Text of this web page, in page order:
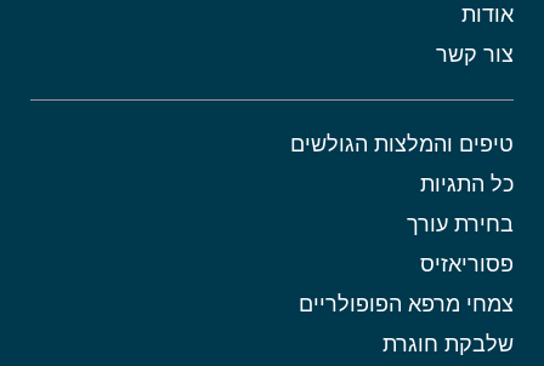
אודות
צור קשר
טיפים והמלצות הגולשים
כל התגיות
בחירת עורך
פסוריאזיס
צמחי מרפא הפופולריים
שלבקת חוגרת